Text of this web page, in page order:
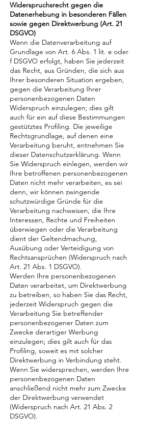
Widerspruchsrecht gegen die
Datenerhebung in besonderen Fällen
sowie gegen Direktwerbung (Art. 21
DSGVO)
Wenn die Datenverarbeitung auf
Grundlage von Art. 6 Abs. 1 lit. e oder
f DSGVO erfolgt, haben Sie jederzeit
das Recht, aus Gründen, die sich aus
Ihrer besonderen Situation ergeben,
gegen die Verarbeitung Ihrer
personenbezogenen Daten
Widerspruch einzulegen; dies gilt
auch für ein auf diese Bestimmungen
gestütztes Profiling. Die jeweilige
Rechtsgrundlage, auf denen eine
Verarbeitung beruht, entnehmen Sie
dieser Datenschutzerklärung. Wenn
Sie Widerspruch einlegen, werden wir
Ihre betroffenen personenbezogenen
Daten nicht mehr verarbeiten, es sei
denn, wir können zwingende
schutzwürdige Gründe für die
Verarbeitung nachweisen, die Ihre
Interessen, Rechte und Freiheiten
überwiegen oder die Verarbeitung
dient der Geltendmachung,
Ausübung oder Verteidigung von
Rechtsansprüchen (Widerspruch nach
Art. 21 Abs. 1 DSGVO).
Werden Ihre personenbezogenen
Daten verarbeitet, um Direktwerbung
zu betreiben, so haben Sie das Recht,
jederzeit Widerspruch gegen die
Verarbeitung Sie betreffender
personenbezogener Daten zum
Zwecke derartiger Werbung
einzulegen; dies gilt auch für das
Profiling, soweit es mit solcher
Direktwerbung in Verbindung steht.
Wenn Sie widersprechen, werden Ihre
personenbezogenen Daten
anschließend nicht mehr zum Zwecke
der Direktwerbung verwendet
(Widerspruch nach Art. 21 Abs. 2
DSGVO).